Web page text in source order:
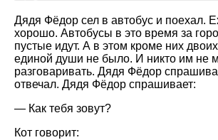
Дядя Фёдор сел в автобус и поехал.
хорошо. Автобусы в это время за
пустые идут. А в этом кроме них
единой души не было. И никто им не
разговаривать. Дядя Фёдор
отвечал. Дядя Фёдор спрашивает:
— Как тебя зовут?
Кот говорит: